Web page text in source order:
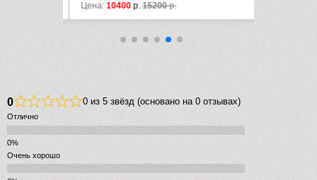
Цена:10400р.15200р.
0 0 из 5 звёзд (основано на 0 отзывах)
Отлично
Очень хорошо